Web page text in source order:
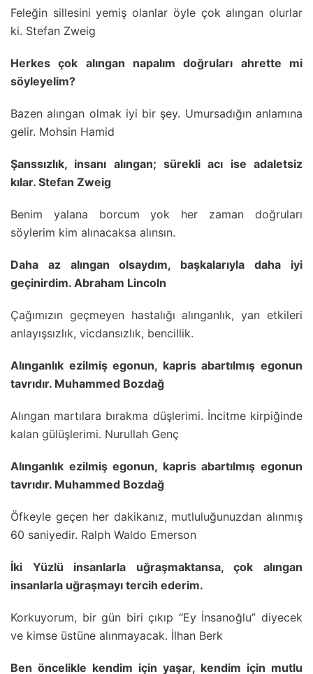
Feleğin sillesini yemiş olanlar öyle çok alıngan olurlar
ki. Stefan Zweig
Herkes çok alıngan napalım doğruları ahrette mi
söyleyelim?
Bazen alıngan olmak iyi bir şey. Umursadığın anlamına
gelir. Mohsin Hamid
Şanssızlık, insanı alıngan; sürekli acı ise adaletsiz
kılar. Stefan Zweig
Benim yalana borcum yok her zaman doğruları
söylerim kim alınacaksa alınsın.
Daha az alıngan olsaydım, başkalarıyla daha iyi
geçinirdim. Abraham Lincoln
Çağımızın geçmeyen hastalığı alınganlık, yan etkileri
anlayışsızlık, vicdansızlık, bencillik.
Alınganlık ezilmiş egonun, kapris abartılmış egonun
tavrıdır. Muhammed Bozdağ
Alıngan martılara bırakma düşlerimi. İncitme kirpiğinde
kalan gülüşlerimi. Nurullah Genç
Alınganlık ezilmiş egonun, kapris abartılmış egonun
tavrıdır. Muhammed Bozdağ
Öfkeyle geçen her dakikanız, mutluluğunuzdan alınmış
60 saniyedir. Ralph Waldo Emerson
İki Yüzlü insanlarla uğraşmaktansa, çok alıngan
insanlarla uğraşmayı tercih ederim.
Korkuyorum, bir gün biri çıkıp “Ey İnsanoğlu” diyecek
ve kimse üstüne alınmayacak. İlhan Berk
Ben öncelikle kendim için yaşar, kendim için mutlu